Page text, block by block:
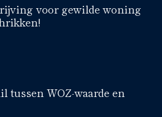
voor gewilde woning
tussen WOZ-waarde en